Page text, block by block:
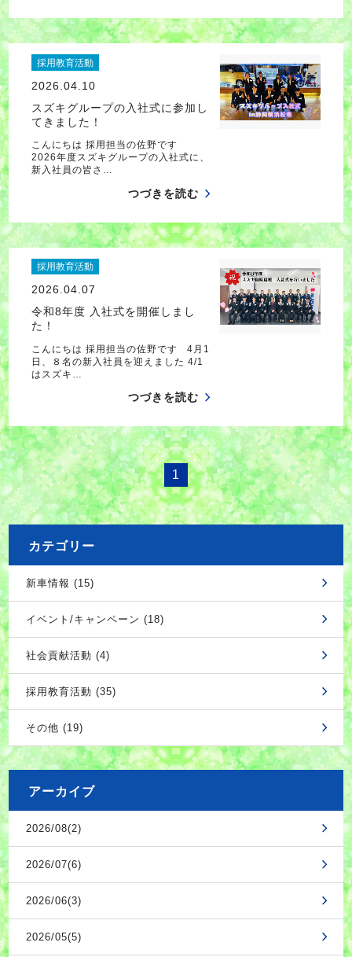
採用教育活動
2026.04.10
スズキグループの入社式に参加し
てきました！
こんにちは 採用担当の佐野です
2026年度スズキグループの入社式に、
新入社員の皆さ…
つづきを読む
採用教育活動
2026.04.07
令和8年度 入社式を開催しまし
た！
こんにちは 採用担当の佐野です 4月1
日、８名の新入社員を迎えました 4/1
はスズキ…
つづきを読む
1
カテゴリー
新車情報 (15)
イベント/キャンペーン (18)
社会貢献活動 (4)
採用教育活動 (35)
その他 (19)
アーカイブ
2026/08(2)
2026/07(6)
2026/06(3)
2026/05(5)